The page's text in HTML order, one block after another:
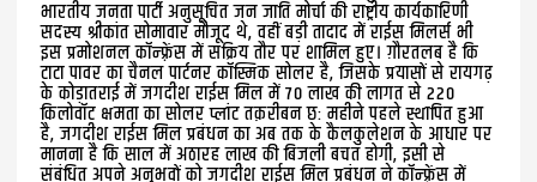
भारतीय जनता पार्टी अनुसूचित जन जाति मोर्चा की राष्ट्रीय कार्यकारिणी
सदस्य श्रीकांत सोमावार मौजूद थे, वहीं बड़ी तादाद में राईस मिलर्स भी
इस प्रमोशनल काॅन्फ़्रेंस में सक्रिय तौर पर शामिल हुए। ग़ौरतलब है कि
टाटा पावर का चैनल पार्टनर काॅस्मिक सोलर है, जिसके प्रयासों से रायगढ़
के कोड़ातराई में जगदीश राईस मिल में 70 लाख की लागत से 220
किलोवाॅट क्षमता का सोलर प्लांट तक़रीबन छ: महीने पहले स्थापित हुआ
है, जगदीश राईस मिल प्रबंधन का अब तक के कैलकुलेशन के आधार पर
मानना है कि साल में अठारह लाख की बिजली बचत होगी, इसी से
संबंधित अपने अनुभवों को जगदीश राईस मिल प्रबंधन ने काॅन्फ़्रेंस में